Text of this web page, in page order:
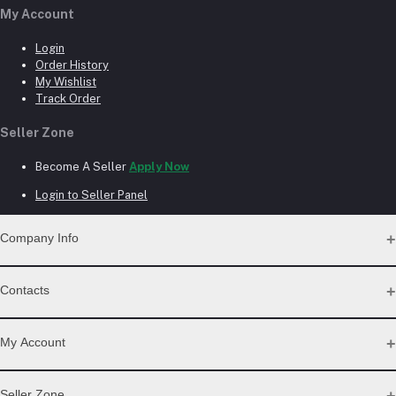
My Account
Login
Order History
My Wishlist
Track Order
Seller Zone
Become A Seller Apply Now
Login to Seller Panel
Company Info
Privacy Policy
Term of Use
Shopping Guide
Next Day Delivery
Contacts
Address
My Account
Login